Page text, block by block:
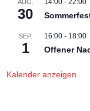
AUG.
30
14:00 -22:00
SEP.
1
16:00 - 18:00
Offener
Kalender anzeigen